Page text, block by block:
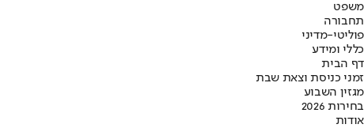
משפט
תחבורה
פוליטי-מדיני
כללי ומידע
דף הבית
זמני כניסת וצאת שבת
מגזין השבוע
בחירות 2026
אודות